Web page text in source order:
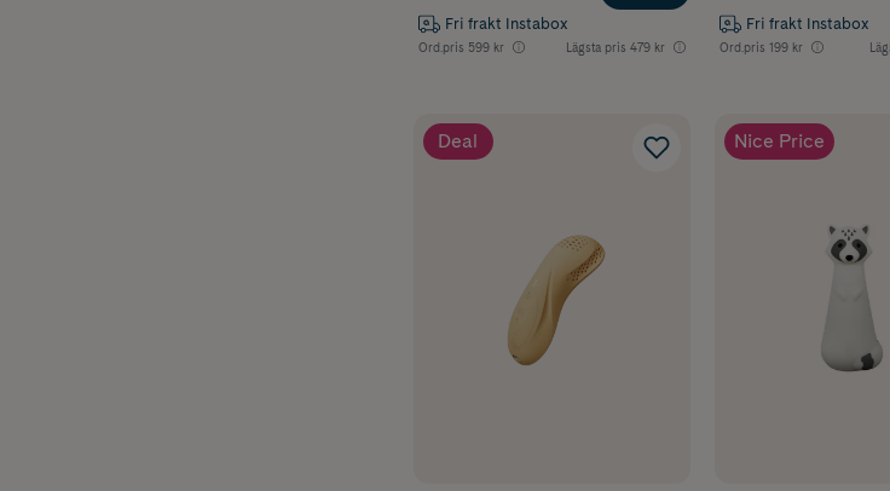
Fri frakt Instabox
Ord.pris 599 kr Lägsta pris 479 kr
Fri frakt Instabox
Ord.pris 199 kr
Deal Nice Price